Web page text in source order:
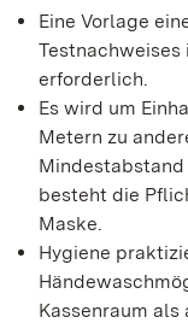
Eine Vorlage
erforderlich.
Es wird um
Metern zu
besteht die
Maske.
Hygiene
Kassenraum